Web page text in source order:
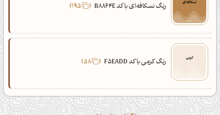
رنگ نسکافه‌ای با کد B8864E 195
رنگ کرمی با کد F5EADD 58